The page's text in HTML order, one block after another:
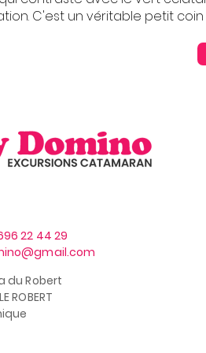
C'est un véritable petit
22 44 29
du Robert
ROBERT